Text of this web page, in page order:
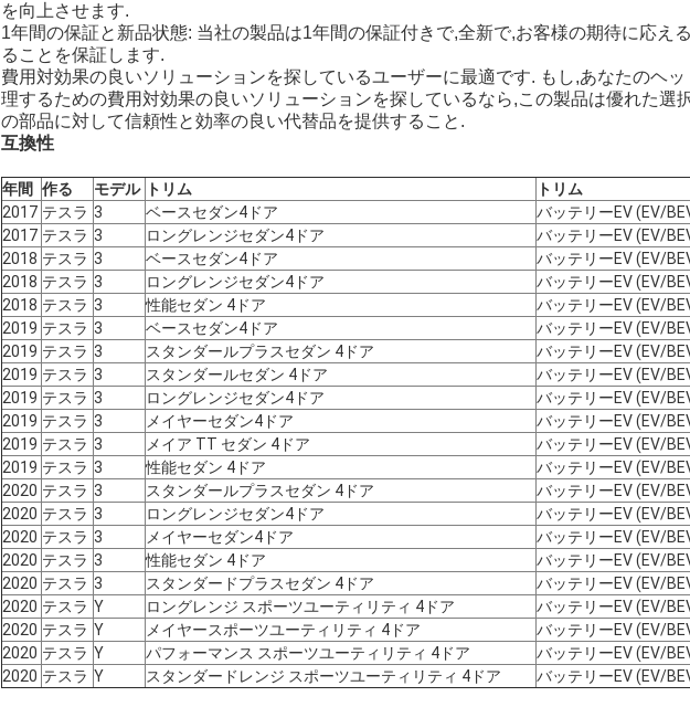
を向上させます.
1年間の保証と新品状態: 当社の製品は1年間の保証付きで,全新で,お客様の期待に応え
ることを保証します.
費用対効果の良いソリューションを探しているユーザーに最適です. もし,あなたのヘ
理するための費用対効果の良いソリューションを探しているなら,この製品は優れた選
の部品に対して信頼性と効率の良い代替品を提供すること.
互換性
年間 作る モデル トリム
トリム
2017 テスラ 3 ベースセダン4ドア
バッテリーEV (EV/
2017 テスラ 3 ロングレンジセダン4ドア
バッテリーEV (EV/
2018 テスラ 3 ベースセダン4ドア
バッテリーEV (EV/
2018 テスラ 3 ロングレンジセダン4ドア
バッテリーEV (EV/
2018 テスラ 3 性能セダン 4ドア
バッテリーEV (EV/
2019 テスラ 3 ベースセダン4ドア
バッテリーEV (EV/
2019 テスラ 3 スタンダールプラスセダン 4ドア
バッテリーEV (EV/
2019 テスラ 3 スタンダールセダン 4ドア
バッテリーEV (EV/
2019 テスラ 3 ロングレンジセダン4ドア
バッテリーEV (EV/
2019 テスラ 3 メイヤーセダン4ドア
バッテリーEV (EV/
2019 テスラ 3 メイア TT セダン 4ドア
バッテリーEV (EV/
2019 テスラ 3 性能セダン 4ドア
バッテリーEV (EV/
2020 テスラ 3 スタンダールプラスセダン 4ドア
バッテリーEV (EV/
2020 テスラ 3 ロングレンジセダン4ドア
バッテリーEV (EV/
2020 テスラ 3 メイヤーセダン4ドア
バッテリーEV (EV/
2020 テスラ 3 性能セダン 4ドア
バッテリーEV (EV/
2020 テスラ 3 スタンダードプラスセダン 4ドア
バッテリーEV (EV/
2020 テスラ Y ロングレンジ スポーツユーティリティ 4ドア
バッテリーEV (EV/
2020 テスラ Y メイヤースポーツユーティリティ 4ドア
バッテリーEV (EV/
2020 テスラ Y パフォーマンス スポーツユーティリティ 4ドア
バッテリーEV (EV/
2020 テスラ Y スタンダードレンジ スポーツユーティリティ 4ドア バッテリーEV (EV/